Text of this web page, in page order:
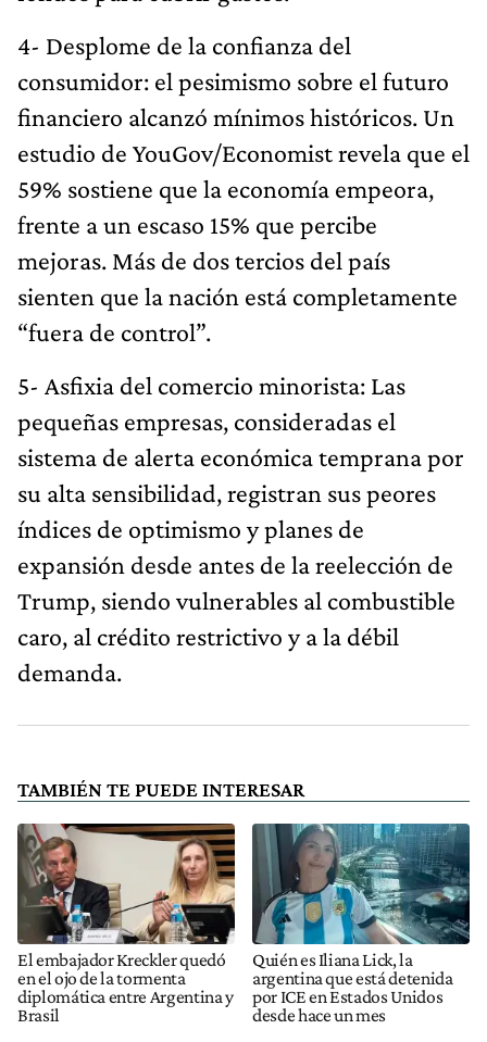
4- Desplome de la confianza del
consumidor: el pesimismo sobre el futuro
financiero alcanzó mínimos históricos. Un
estudio de YouGov/Economist revela que el
59% sostiene que la economía empeora,
frente a un escaso 15% que percibe
mejoras. Más de dos tercios del país
sienten que la nación está completamente
“fuera de control”.
5- Asfixia del comercio minorista: Las
pequeñas empresas, consideradas el
sistema de alerta económica temprana por
su alta sensibilidad, registran sus peores
índices de optimismo y planes de
expansión desde antes de la reelección de
Trump, siendo vulnerables al combustible
caro, al crédito restrictivo y a la débil
demanda.
TAMBIÉN TE PUEDE INTERESAR
El embajador Kreckler quedó
en el ojo de la tormenta
diplomática entre Argentina y
Brasil
Quién es Iliana Lick, la
argentina que está detenida
por ICE en Estados Unidos
desde hace un mes